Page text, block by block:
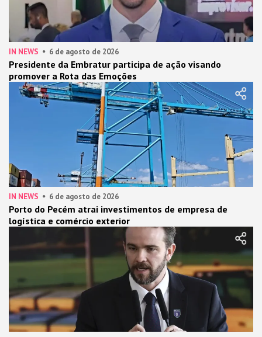
IN NEWS 6 de agosto de 2026
Presidente da Embratur participa de ação visando
promover a Rota das Emoções
IN NEWS 6 de agosto de 2026
Porto do Pecém atrai investimentos de empresa de
logística e comércio exterior